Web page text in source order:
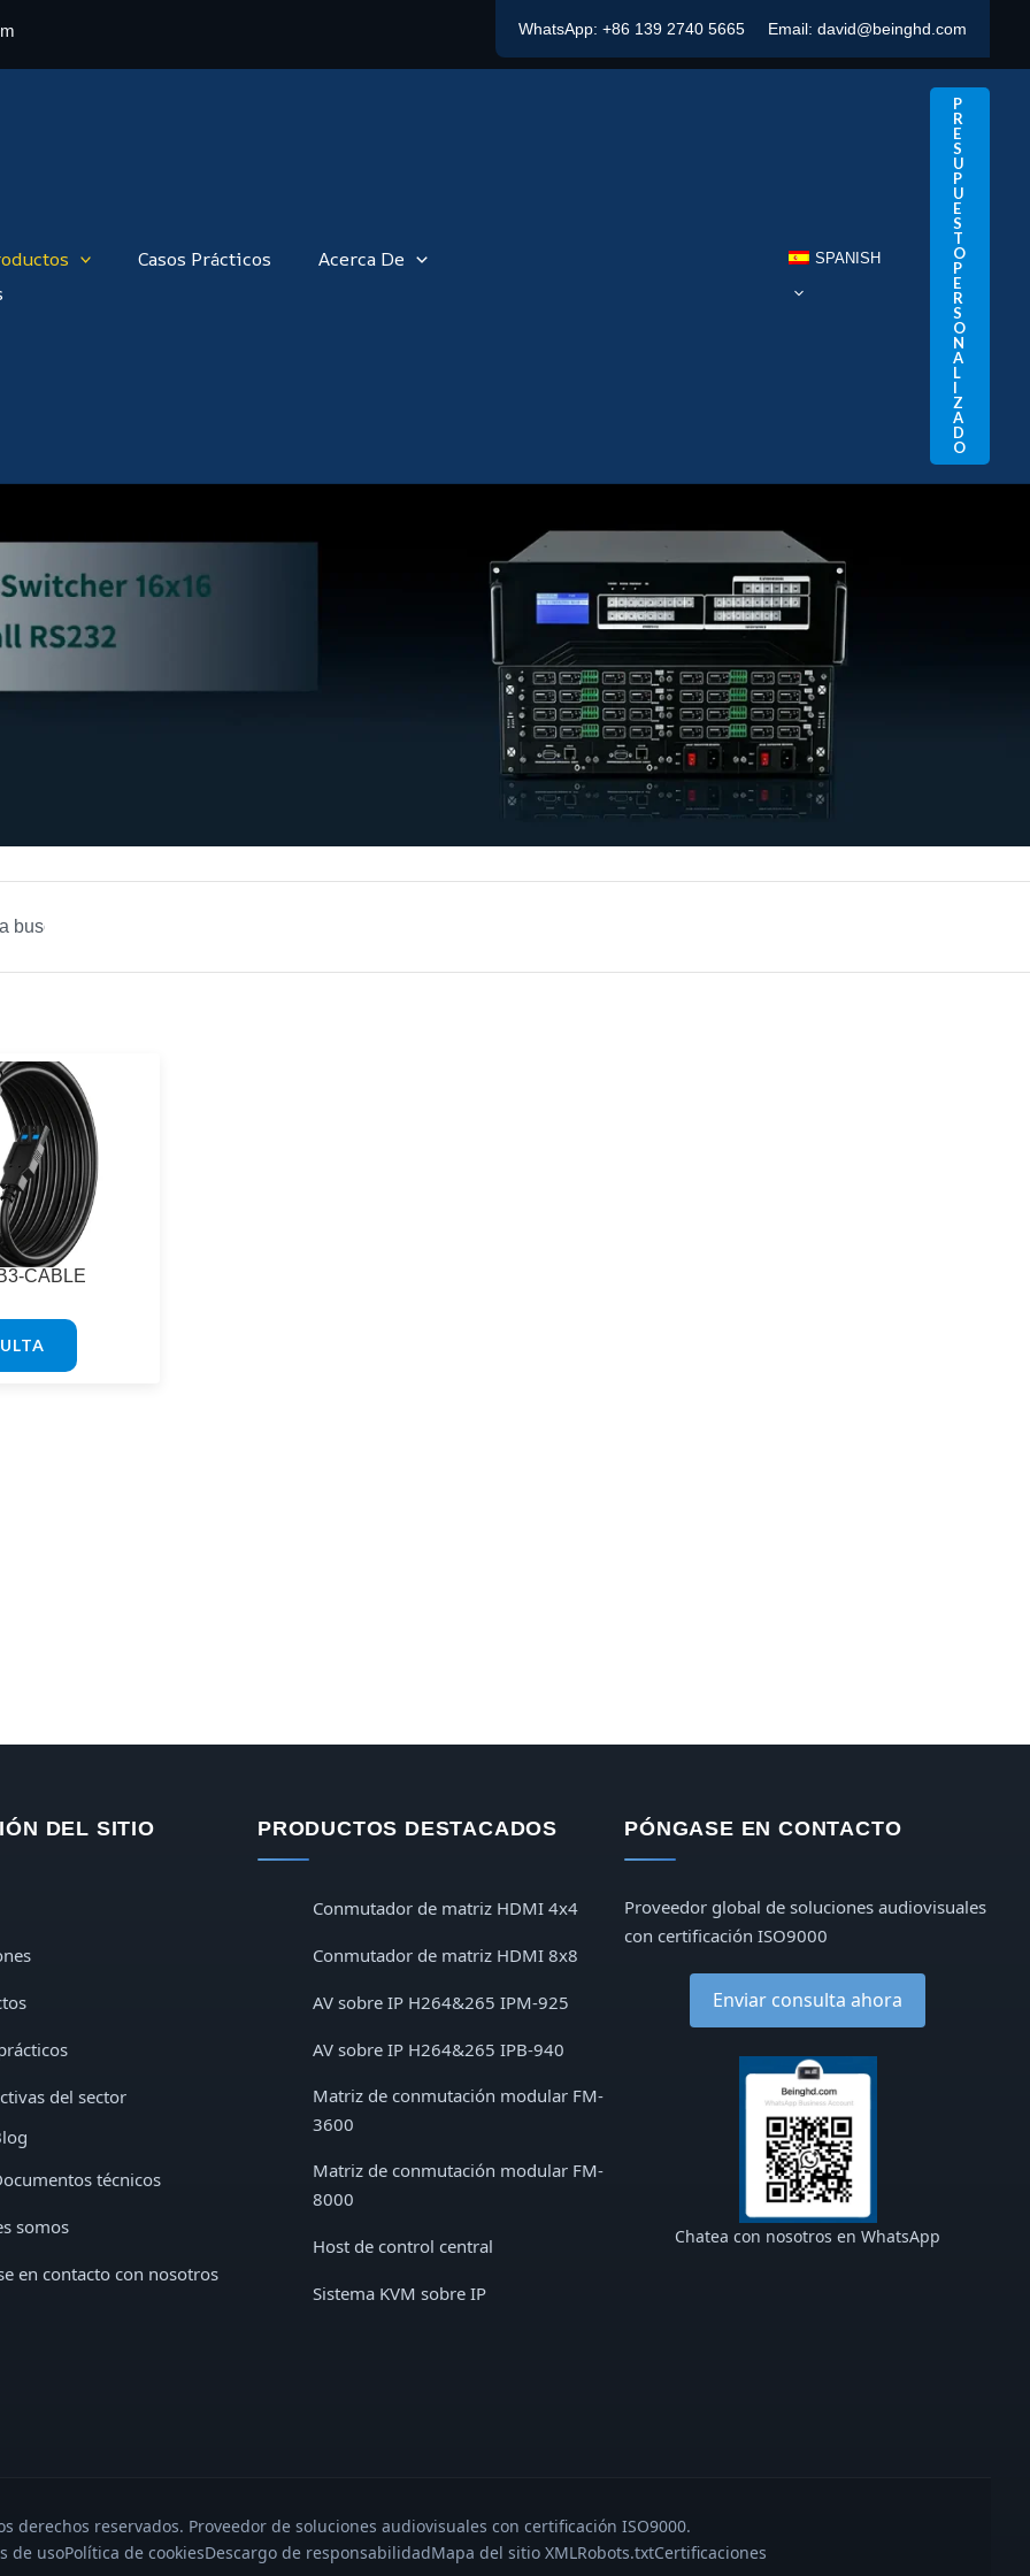
WhatsApp: +86 139 2740 5665 Email: david@beinghd.com
Casos Prácticos
Acerca De
SPANISH
P
R
E
S
U
P
U
E
S
T
O
P
E
R
S
O
N
A
L
I
Z
A
D
O
CABLE
DEL SITIO
del sector
técnicos
somos
en contacto con nosotros
PRODUCTOS DESTACADOS
Conmutador de matriz HDMI 4x4
Conmutador de matriz HDMI 8x8
AV sobre IP H264&265 IPM-925
AV sobre IP H264&265 IPB-940
Matriz de conmutación modular FM-
3600
Matriz de conmutación modular FM-
8000
Host de control central
Sistema KVM sobre IP
PÓNGASE EN CONTACTO
Proveedor global de soluciones audiovisuales
con certificación ISO9000
Enviar consulta ahora
Chatea con nosotros en WhatsApp
derechos reservados. Proveedor de soluciones audiovisuales con certificación ISO9000.
de usoPolítica de cookiesDescargo de responsabilidadMapa del sitio XMLRobots.txtCertificaciones